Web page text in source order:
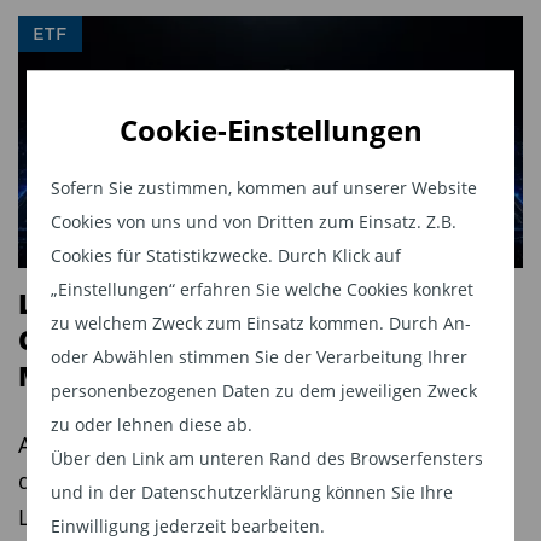
Cookie-Einstellungen
Sofern Sie zustimmen, kommen auf unserer Website
Cookies von uns und von Dritten zum Einsatz. Z.B.
Cookies für Statistikzwecke. Durch Klick auf
„Einstellungen“ erfahren Sie welche Cookies konkret
zu welchem Zweck zum Einsatz kommen. Durch An-
oder Abwählen stimmen Sie der Verarbeitung Ihrer
personenbezogenen Daten zu dem jeweiligen Zweck
zu oder lehnen diese ab.
Über den Link am unteren Rand des Browserfensters
und in der Datenschutzerklärung können Sie Ihre
Einwilligung jederzeit bearbeiten.
Marke sein. So brachte Europas größter
Vermögensverwalter Amundi im Frühjahr neun
Kostenquote von 0,05 Prozent Maßstäbe in
Sachen Niedrigpreis setzten. Möglich ist das, weil
Amundi nicht die Indizes der Branchenführer
verwendet, sondern die Messlatten eines
Herausforderers. Es handelt sich dabei um das
Frankfurter Unternehmen Solactive, das Indizes
wesentlich günstiger erstellt und berechnet als
MSCI und Co. Die Zahl der Finanzprodukte, die
auf einem Solactive-Index basieren, steigt
kontinuierlich.
In puncto Wertentwicklung gibt es nahezu keine
ETF
LAIQON - EU AI ETF: der Next
Generation ETF kommt auf den
Markt
Am 12. August 2026 beginnt ein neues Kapitel in
der Geschichte aktiv gemanagter ETFs: Mit dem
Launch des LAIQON EU AI ETF wird die bewährte